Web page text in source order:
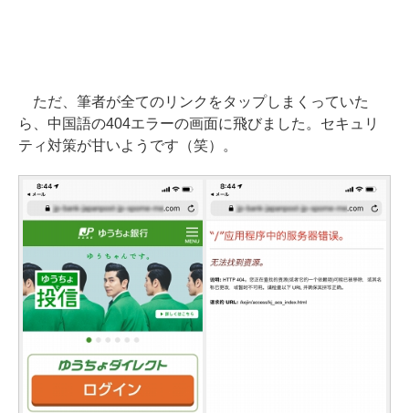
ただ、筆者が全てのリンクをタップしまくっていた
ら、中国語の404エラーの画面に飛びました。セキュリ
ティ対策が甘いようです（笑）。